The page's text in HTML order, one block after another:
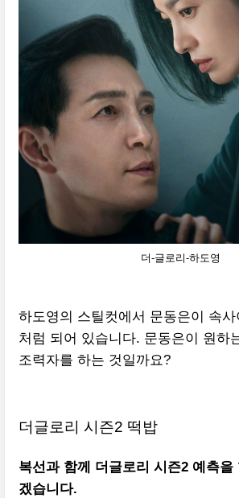
더-글로리-하도영
하도영의 스틸컷에서 문동은이 속
처럼 되어 있습니다. 문동은이 원하
조력자를 하는 것일까요?
더글로리 시즌2 떡밥
복선과 함께 더글로리 시즌2 예측을
겠습니다.